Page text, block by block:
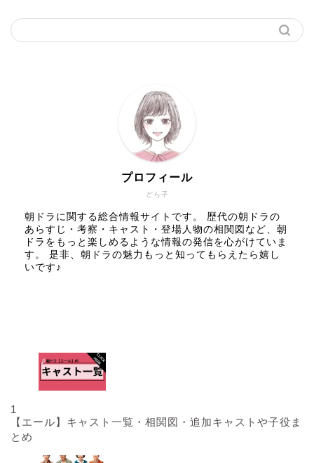
どら子
プロフィール
朝ドラに関する総合情報サイトです。 歴代の朝ドラの
あらすじ・考察・キャスト・登場人物の相関図など、朝
ドラをもっと楽しめるような情報の発信を心がけていま
す。 是非、朝ドラの魅力もっと知ってもらえたら嬉し
いです♪
1
【エール】キャスト一覧・相関図・追加キャストや子役ま
とめ